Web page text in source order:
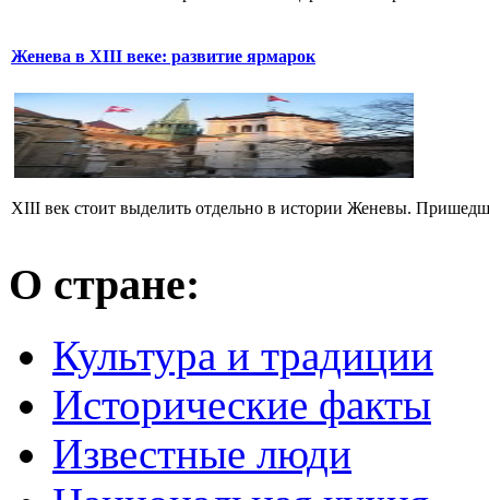
Женева в XIII веке: развитие ярмарок
XIII век стоит выделить отдельно в истории Женевы.
О стране:
Культура и традиции
Исторические факты
Известные люди